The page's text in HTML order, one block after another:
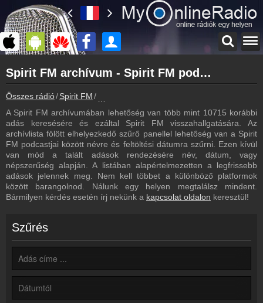
myonlineradio.hu
Spirit FM
Vissza a Spirit FM oldalára
Bejelentkezés
Hozz létre saját fiókot!
Műsorújság
Spirit FM műsorai
Hírek
Spirit FM kapcsolatos hírek
Írj nekünk!
Partnerek
Rádiós partnerek
Rádió beágyazás
Ágyazd be weboldaladba
Spirit FM archívum - Spirit FM podcasts - Spirit FM visszahallgatás
Összes rádió Spirit FM
A Spirit FM archívumában lehetőség van több mint 10715 korábbi
adás keresésére és ezáltal Spirit FM visszahallgatására. Az
archívlista fölött elhelyezkedő szűrő panellel lehetőség van a Spirit
FM podcastjai között névre és feltöltési dátumra szűrni. Ezen kívül
van mód a talált adások rendezésére név, dátum, vagy
népszerűség alapján. A listában alapértelmezetten a legfrissebb
adások jelennek meg. Nem kell többet a különböző platformok
között barangolnod. Nálunk egy helyen megtalálsz mindent.
Bármilyen kérdés esetén írj nekünk a kapcsolat oldalon keresztül!
Szűrés